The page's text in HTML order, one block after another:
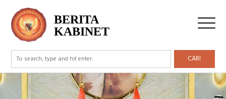
BERITA
KABINET
CARI
Tag Archive: Abu Dhabi